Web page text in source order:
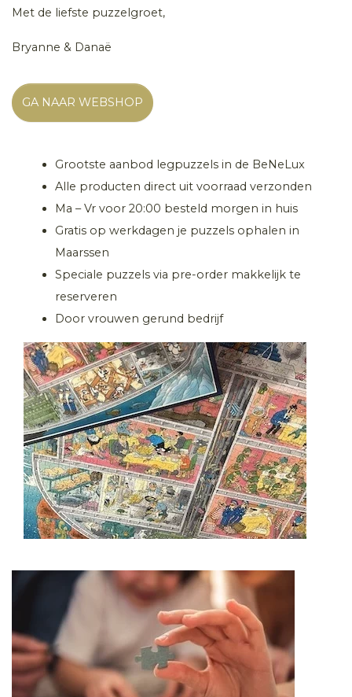
Met de liefste puzzelgroet,
Bryanne & Danaë
GA NAAR WEBSHOP
Grootste aanbod legpuzzels in de BeNeLux
Alle producten direct uit voorraad verzonden
Ma – Vr voor 20:00 besteld morgen in huis
Gratis op werkdagen je puzzels ophalen in
Maarssen
Speciale puzzels via pre-order makkelijk te
reserveren
Door vrouwen gerund bedrijf